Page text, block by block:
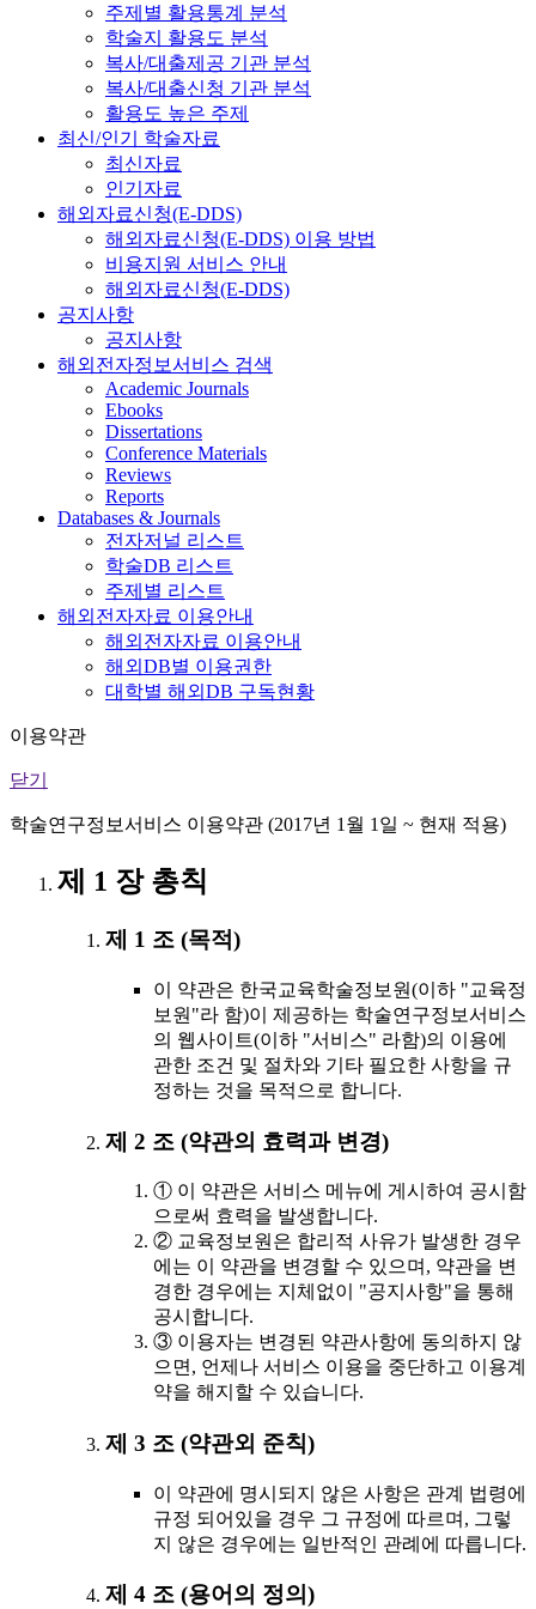
주제별 활용통계 분석
학술지 활용도 분석
복사/대출제공 기관 분석
복사/대출신청 기관 분석
활용도 높은 주제
최신/인기 학술자료
최신자료
인기자료
해외자료신청(E-DDS)
해외자료신청(E-DDS) 이용 방법
비용지원 서비스 안내
해외자료신청(E-DDS)
공지사항
공지사항
해외전자정보서비스 검색
Academic Journals
Ebooks
Dissertations
Conference Materials
Reviews
Reports
Databases & Journals
전자저널 리스트
학술DB 리스트
주제별 리스트
해외전자자료 이용안내
해외전자자료 이용안내
해외DB별 이용권한
대학별 해외DB 구독현황
이용약관
닫기
학술연구정보서비스 이용약관 (2017년 1월 1일 ~ 현재 적용)
제 1 장 총칙
제 1 조 (목적)
이 약관은 한국교육학술정보원(이하 "교육정
보원"라 함)이 제공하는 학술연구정보서비스
의 웹사이트(이하 "서비스" 라함)의 이용에
관한 조건 및 절차와 기타 필요한 사항을 규
정하는 것을 목적으로 합니다.
제 2 조 (약관의 효력과 변경)
① 이 약관은 서비스 메뉴에 게시하여 공시함
으로써 효력을 발생합니다.
② 교육정보원은 합리적 사유가 발생한 경우
에는 이 약관을 변경할 수 있으며, 약관을 변
경한 경우에는 지체없이 "공지사항"을 통해
공시합니다.
③ 이용자는 변경된 약관사항에 동의하지 않
으면, 언제나 서비스 이용을 중단하고 이용계
약을 해지할 수 있습니다.
제 3 조 (약관외 준칙)
이 약관에 명시되지 않은 사항은 관계 법령에
규정 되어있을 경우 그 규정에 따르며, 그렇
지 않은 경우에는 일반적인 관례에 따릅니다.
제 4 조 (용어의 정의)